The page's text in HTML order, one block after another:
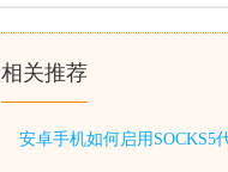
相关推荐
安卓手机如何启用SOCKS5